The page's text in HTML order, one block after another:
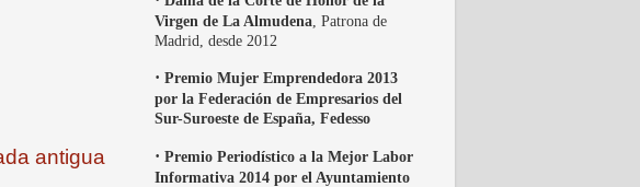
antigua
Virgen de La Almudena , Patrona de
Madrid, desde 2012
· Premio Mujer Emprendedora 2013
por la Federación de Empresarios del
Sur-Suroeste de España, Fedesso
· Premio Periodístico a la Mejor Labor
Informativa 2014 por el Ayuntamiento